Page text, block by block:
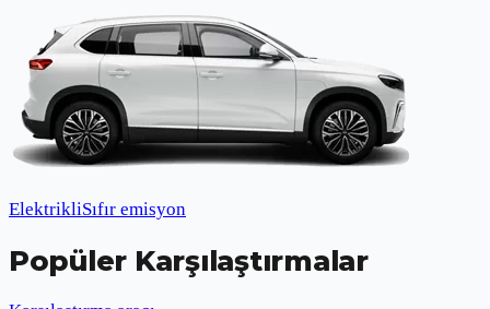
ElektrikliSıfır emisyon
Popüler Karşılaştırmalar